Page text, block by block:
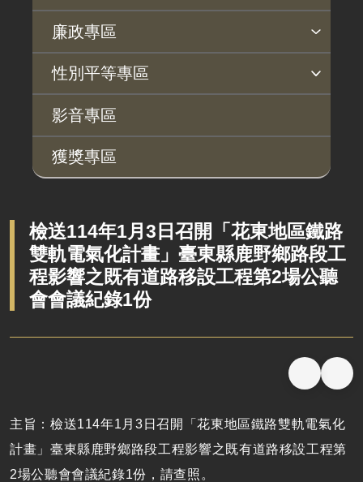
法令查詢
解釋性規定及裁量基準
法令英譯徵集意見專區
訴願文件下載
相關實務判解
相關網站資源
廉政專區
揭弊者保護專區
廉政訊息
利益衝突迴避園地
公務員廉政倫理規範
公職人員財產申報園地
廉政檢舉管道
桃地計畫廉政平臺專網
桃地計畫
廉政平臺
啟動儀式及交流座談會
定期聯繫會議
廉政體系
性別平等專區
性別平等工作小組
宣傳事項
性別平等推動計畫
性別平等統計分析
性別平等影響評估
性騷擾防治
相關網站
影音專區
獲獎專區
檢送114年1月3日召開「花東地區鐵路
雙軌電氣化計畫」臺東縣鹿野鄉路段工
程影響之既有道路移設工程第2場公聽
會會議紀錄1份
主旨：檢送114年1月3日召開「花東地區鐵路雙軌電氣化
計畫」臺東縣鹿野鄉路段工程影響之既有道路移設工程第
2場公聽會會議紀錄1份，請查照。